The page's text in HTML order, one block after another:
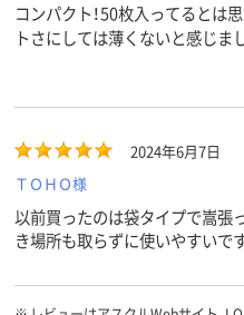
コンパクト！50枚入ってるとは
トさにしては薄くないと感じま
2024年6月7日
ＴＯＨＯ様
以前買ったのは袋タイプで嵩張
き場所も取らずに使いやすいで